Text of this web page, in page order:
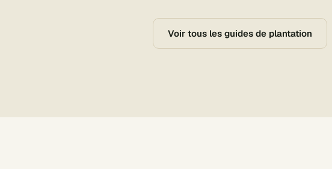
Voir tous les guides de plantation